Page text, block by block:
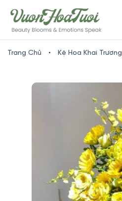
to
content
Trang Chủ • Kệ Hoa Khai Trương